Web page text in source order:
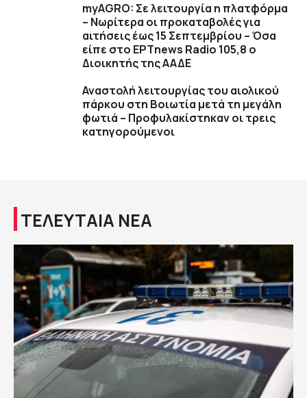
myAGRO: Σε λειτουργία η πλατφόρμα
– Νωρίτερα οι προκαταβολές για
αιτήσεις έως 15 Σεπτεμβρίου – Όσα
είπε στο ΕΡΤnews Radio 105,8 ο
Διοικητής της ΑΑΔΕ
Αναστολή λειτουργίας του αιολικού
πάρκου στη Βοιωτία μετά τη μεγάλη
φωτιά – Προφυλακίστηκαν οι τρεις
κατηγορούμενοι
ΤΕΛΕΥΤΑΙΑ ΝΕΑ